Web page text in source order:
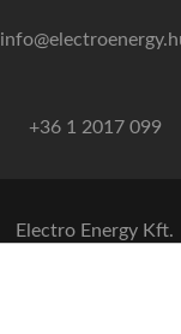
+36 1 2017 099
Electro Energy Kft.